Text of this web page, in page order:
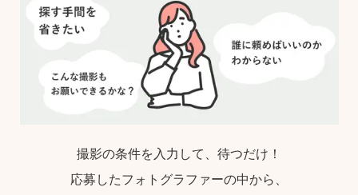
撮影の条件を入力して、待つだけ！
応募したフォトグラファーの中から、